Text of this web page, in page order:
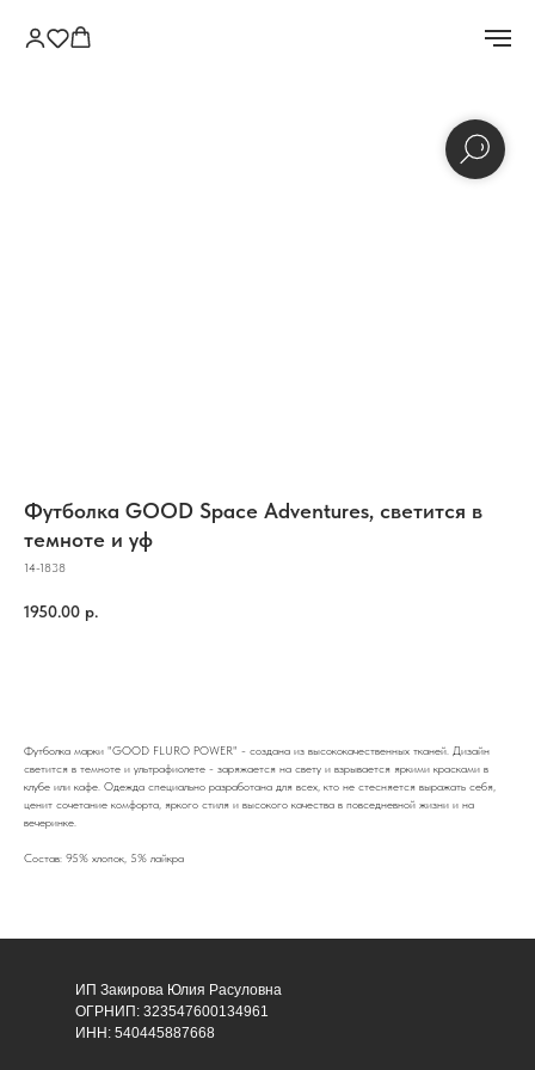
Футболка GOOD Space Adventures, светится в
темноте и уф
14-1838
1950.00 р.
Футболка марки "GOOD FLURO POWER" - создана из высококачественных тканей. Дизайн
светится в темноте и ультрафиолете - заряжается на свету и взрывается яркими красками в
клубе или кафе. Одежда специально разработана для всех, кто не стесняется выражать себя,
ценит сочетание комфорта, яркого стиля и высокого качества в повседневной жизни и на
вечеринке.
Состав: 95% хлопок, 5% лайкра
ИП Закирова Юлия Расуловна
ОГРНИП: 323547600134961
ИНН: 540445887668